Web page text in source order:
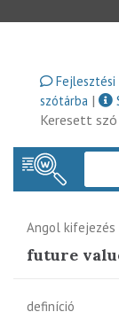
Fejlesztési
szótárba |
Keresett szó
Angol kifejezés
future
definíció